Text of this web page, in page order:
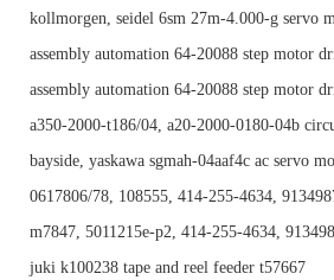
kollmorgen, seidel 6sm 27m-4.000-g servo
assembly automation 64-20088 step motor
assembly automation 64-20088 step motor
a350-2000-t186/04, a20-2000-0180-04b
bayside, yaskawa sgmah-04aaf4c ac servo
0617806/78, 108555, 414-255-4634,
m7847, 5011215e-p2, 414-255-4634,
juki k100238 tape and reel feeder t57667